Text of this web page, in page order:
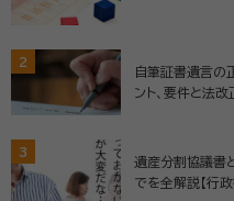
2
自筆証書遺言の
ント、要件と法改
3
遺産分割協議書
でを全解説【行政